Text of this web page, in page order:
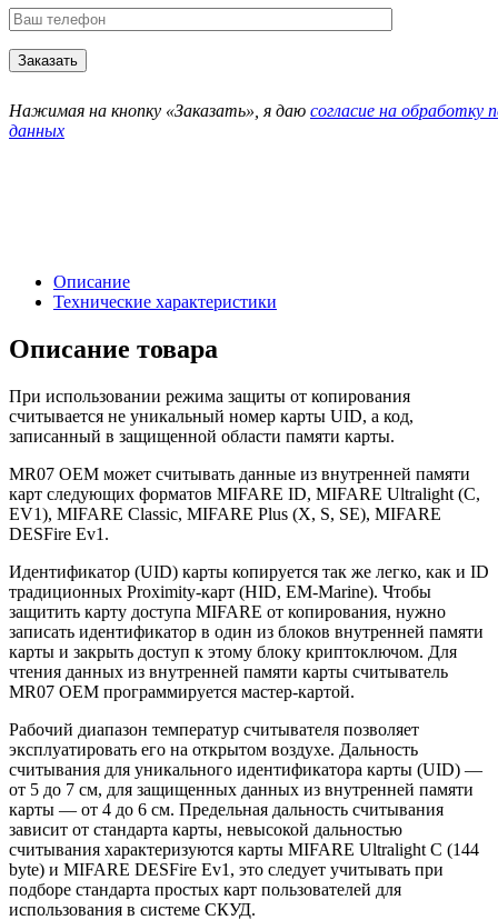
Нажимая на кнопку «Заказать», я даю согласие на обработку
данных
Описание
Технические характеристики
Описание товара
При использовании режима защиты от копирования
считывается не уникальный номер карты UID, а код,
записанный в защищенной области памяти карты.
MR07 OEM может считывать данные из внутренней памяти
карт следующих форматов MIFARE ID, MIFARE Ultralight (С,
EV1), MIFARE Classic, MIFARE Plus (X, S, SE), MIFARE
DESFire Ev1.
Идентификатор (UID) карты копируется так же легко, как и ID
традиционных Proximity-карт (HID, EM-Marine). Чтобы
защитить карту доступа MIFARE от копирования, нужно
записать идентификатор в один из блоков внутренней памяти
карты и закрыть доступ к этому блоку криптоключом. Для
чтения данных из внутренней памяти карты считыватель
MR07 OEM программируется мастер-картой.
Рабочий диапазон температур считывателя позволяет
эксплуатировать его на открытом воздухе. Дальность
считывания для уникального идентификатора карты (UID) —
от 5 до 7 см, для защищенных данных из внутренней памяти
карты — от 4 до 6 см. Предельная дальность считывания
зависит от стандарта карты, невысокой дальностью
считывания характеризуются карты MIFARE Ultralight C (144
byte) и MIFARE DESFire Ev1, это следует учитывать при
подборе стандарта простых карт пользователей для
использования в системе СКУД.